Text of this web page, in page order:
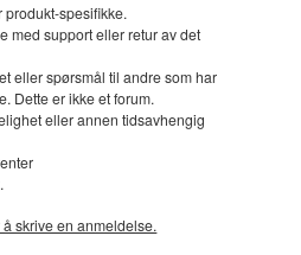
produkt-spesifikke.
med support eller retur av det
eller spørsmål til andre som har
Dette er ikke et forum.
eller annen tidsavhengig
skrive en anmeldelse.